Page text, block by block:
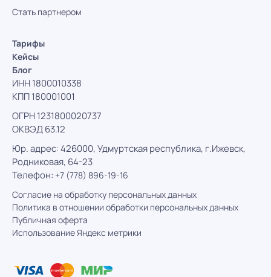
Стать партнером
Тарифы
Кейсы
Блог
ИНН 1800010338
КПП 180001001
ОГРН 1231800020737
ОКВЭД 63.12
Согласие на обработку персональных данных
Политика в отношении обработки персональных данных
Публичная оферта
Использование Яндекс метрики
Юр. адрес: 426000, Удмуртская республика, г.Ижевск,
Родниковая, 64-23
Телефон: +7 (778) 896-19-16